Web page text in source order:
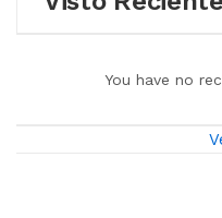
You have no